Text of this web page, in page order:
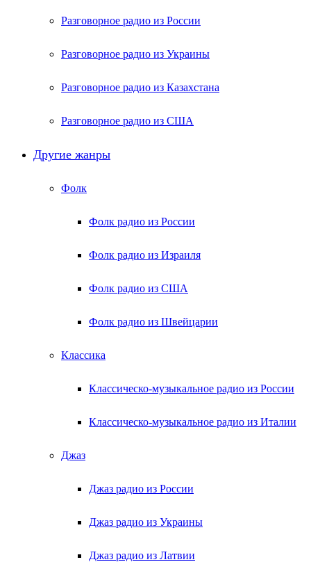
Разговорное радио из России
Разговорное радио из Украины
Разговорное радио из Казахстана
Разговорное радио из США
Другие жанры
Фолк
Фолк радио из России
Фолк радио из Израиля
Фолк радио из США
Фолк радио из Швейцарии
Классика
Классическо-музыкальное радио из России
Классическо-музыкальное радио из Италии
Джаз
Джаз радио из России
Джаз радио из Украины
Джаз радио из Латвии